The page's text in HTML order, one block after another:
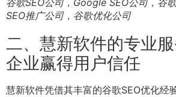
SEO推广公司，谷歌优化公司
二、慧新软件的专业
企业赢得用户信任
慧新软件凭借其丰富的谷歌SEO优化经